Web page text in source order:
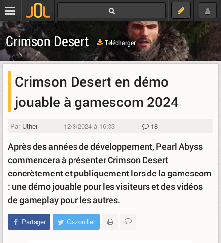
Crimson Desert Télécharger
Crimson Desert en démo
jouable à gamescom 2024
Par Uther 12/8/2024 à 16:33 18
Après des années de développement, Pearl Abyss
commencera à présenter Crimson Desert
concrètement et publiquement lors de la gamescom
: une démo jouable pour les visiteurs et des vidéos
de gameplay pour les autres.
Partager Gazouiller